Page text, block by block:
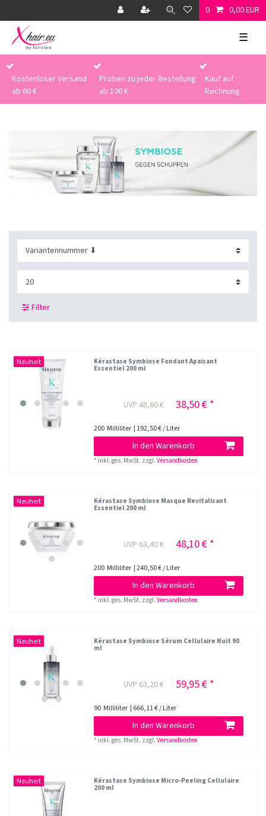
0 0,00 EUR
☰
Kostenloser Versand
ab 60 €
Proben zu jeder Bestellung
ab 100 €
Kauf auf
Rechnung
Filter
Neuheit
Kérastase Symbiose Fondant Apaisant
Essentiel 200 ml
UVP 48,60 € 38,50 € *
200 Milliliter | 192,50 € / Liter
In den Warenkorb
* inkl. ges. MwSt. zzgl.Versandkosten
Neuheit
Kérastase Symbiose Masque Revitalisant
Essentiel 200 ml
UVP 63,40 € 48,10 € *
200 Milliliter | 240,50 € / Liter
In den Warenkorb
* inkl. ges. MwSt. zzgl.Versandkosten
Neuheit
Kérastase Symbiose Sérum Cellulaire Nuit 90
ml
UVP 63,20 € 59,95 € *
90 Milliliter | 666,11 € / Liter
In den Warenkorb
* inkl. ges. MwSt. zzgl.Versandkosten
Neuheit
Kérastase Symbiose Micro-Peeling Cellulaire
200 ml